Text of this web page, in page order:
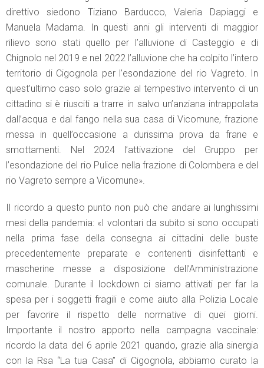
direttivo siedono Tiziano Barducco, Valeria Dapiaggi e
Manuela Madama. In questi anni gli interventi di maggior
rilievo sono stati quello per l’alluvione di Casteggio e di
Chignolo nel 2019 e nel 2022 l’alluvione che ha colpito l’intero
territorio di Cigognola per l’esondazione del rio Vagreto. In
quest’ultimo caso solo grazie al tempestivo intervento di un
cittadino si è riusciti a trarre in salvo un’anziana intrappolata
dall’acqua e dal fango nella sua casa di Vicomune, frazione
messa in quell’occasione a durissima prova da frane e
smottamenti. Nel 2024 l’attivazione del Gruppo per
l’esondazione del rio Pulice nella frazione di Colombera e del
rio Vagreto sempre a Vicomune».
Il ricordo a questo punto non può che andare ai lunghissimi
mesi della pandemia: «I volontari da subito si sono occupati
nella prima fase della consegna ai cittadini delle buste
precedentemente preparate e contenenti disinfettanti e
mascherine messe a disposizione dell’Amministrazione
comunale. Durante il lockdown ci siamo attivati per far la
spesa per i soggetti fragili e come aiuto alla Polizia Locale
per favorire il rispetto delle normative di quei giorni.
Importante il nostro apporto nella campagna vaccinale:
ricordo la data del 6 aprile 2021 quando, grazie alla sinergia
con la Rsa “La tua Casa” di Cigognola, abbiamo curato la